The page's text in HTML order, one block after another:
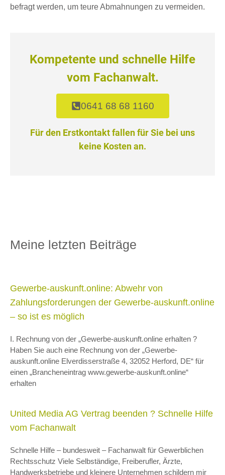
befragt werden, um teure Abmahnungen zu vermeiden.
Kompetente und schnelle Hilfe
vom Fachanwalt.
0641 68 68 1160
Für den Erstkontakt fallen für Sie bei uns
keine Kosten an.
Meine letzten Beiträge
Gewerbe-auskunft.online: Abwehr von
Zahlungsforderungen der Gewerbe-auskunft.online
– so ist es möglich
I. Rechnung von der „Gewerbe-auskunft.online erhalten ?
Haben Sie auch eine Rechnung von der „Gewerbe-
auskunft.online Elverdisserstraße 4, 32052 Herford, DE“ für
einen „Brancheneintrag www.gewerbe-auskunft.online“
erhalten
United Media AG Vertrag beenden ? Schnelle Hilfe
vom Fachanwalt
Schnelle Hilfe – bundesweit – Fachanwalt für Gewerblichen
Rechtsschutz Viele Selbständige, Freiberufler, Ärzte,
Handwerksbetriebe und kleinere Unternehmen schildern mir